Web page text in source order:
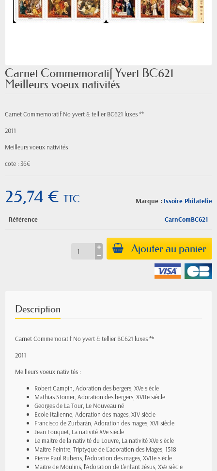
Carnet Commemoratif Yvert BC621
Meilleurs voeux nativités
Carnet Commemoratif No yvert & tellier BC621 luxes **
2011
Meilleurs voeux nativités
cote : 36€
Marque : Issoire Philatelie
25,74 € TTC
Référence CarnComBC621
Ajouter au panier
Description
Carnet Commemoratif No yvert & tellier BC621 luxes **
2011
Meilleurs voeux nativités :
Robert Campin, Adoration des bergers, XVe siècle
Mathias Stomer, Adoration des bergers, XVIIe siècle
Georges de La Tour, Le Nouveau né
Ecole Italienne, Adoration des mages, XIV siècle
Francisco de Zurbaràn, Adoration des mages, XVI siècle
Jean Fouquet, La nativité XVe siècle
Le maitre de la nativité du Louvre, La nativité XVe siècle
Maitre Peintre, Triptyque de L'adoration des Mages, 1518
Pierre Paul Rubens, l'Adoration des mages, XVIIe siècle
Maitre de Moulins, l'Adoration de L'enfant Jésus, XVe siècle